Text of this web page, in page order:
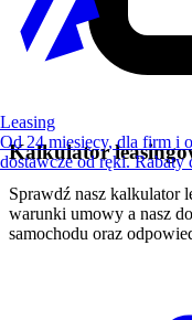
Kalkulator
Sprawdź nasz kalkulator
warunki umowy a nasz
samochodu oraz
Leasing
Od 24 miesięcy, dla firm i
dostawcze od ręki. Rabaty